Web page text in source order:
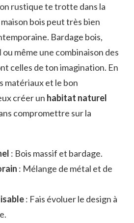
rustique te trotte dans la
bois peut très bien
Bardage bois,
même une combinaison des
celles de ton imagination. En
matériaux et le bon
créer un habitat naturel
compromettre sur la
: Bois massif et bardage.
: Mélange de métal et de
: Fais évoluer le design à